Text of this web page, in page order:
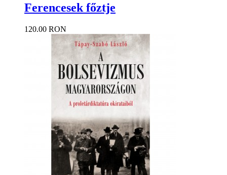
Ferencesek főztje
120.00 RON